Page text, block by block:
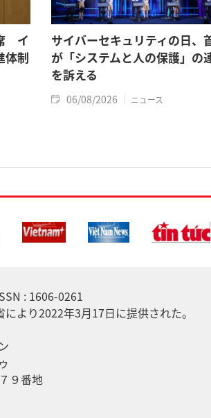
イ
体制
サイバーセキュリティの日、
が「システムと人の保護」の
を訴える
06/08/2026 ニュース
: 1606-0261
より2022年3月17日に提供された。
９番地